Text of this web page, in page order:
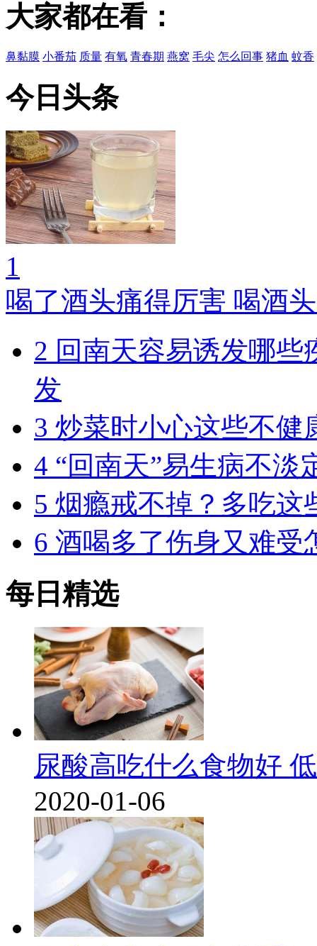
大家都在看：
鼻黏膜 小番茄 质量 有氧 青春期 燕窝 毛尖 怎么回事 猪血 蚊香
今日头条
1
喝了酒头痛得厉害 喝酒
2 回南天容易诱发哪
发
3 炒菜时小心这些不健
4 “回南天”易生病不淡
5 烟瘾戒不掉？多吃这
6 酒喝多了伤身又难受
每日精选
尿酸高吃什么食物好
2020-01-06